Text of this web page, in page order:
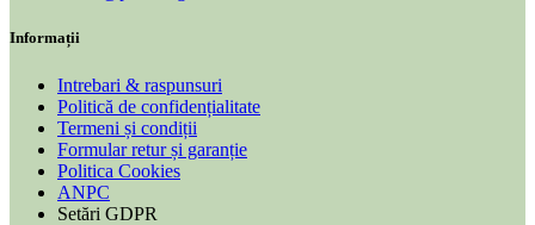
Informații
Intrebari & raspunsuri
Politică de confidențialitate
Termeni și condiții
Formular retur și garanție
Politica Cookies
ANPC
Setări GDPR